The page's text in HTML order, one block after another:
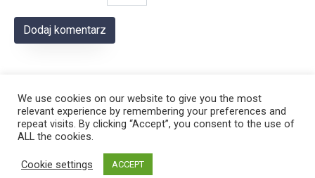
We use cookies on our website to give you the most
relevant experience by remembering your preferences and
repeat visits. By clicking “Accept”, you consent to the use of
ALL the cookies.
Cookie settings ACCEPT